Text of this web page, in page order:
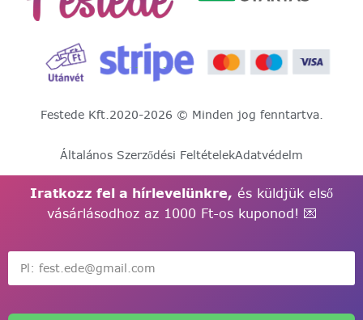
Festede Kft.2020-2026 © Minden jog fenntartva.
Általános Szerződési FeltételekAdatvédelm
Iratkozz fel a hírlevelünkre, és küldjük első
vásárlásodhoz az 1000 Ft-os kuponod! 💌